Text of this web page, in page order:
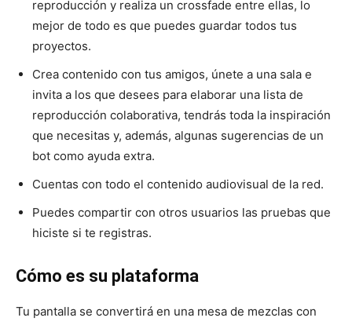
reproducción y realiza un crossfade entre ellas, lo
mejor de todo es que puedes guardar todos tus
proyectos.
Crea contenido con tus amigos, únete a una sala e
invita a los que desees para elaborar una lista de
reproducción colaborativa, tendrás toda la inspiración
que necesitas y, además, algunas sugerencias de un
bot como ayuda extra.
Cuentas con todo el contenido audiovisual de la red.
Puedes compartir con otros usuarios las pruebas que
hiciste si te registras.
Cómo es su plataforma
Tu pantalla se convertirá en una mesa de mezclas con